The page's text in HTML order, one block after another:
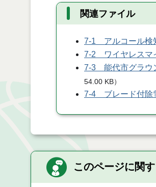
関連ファイル
7-1 アルコール検
7-2 ワイヤレスマ
7-3 能代市グラウ
54.00 KB）
7-4 ブレード付
このページに関